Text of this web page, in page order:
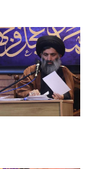
فایل صوتی
۱۴۰۳
شرح مناجات خمسه